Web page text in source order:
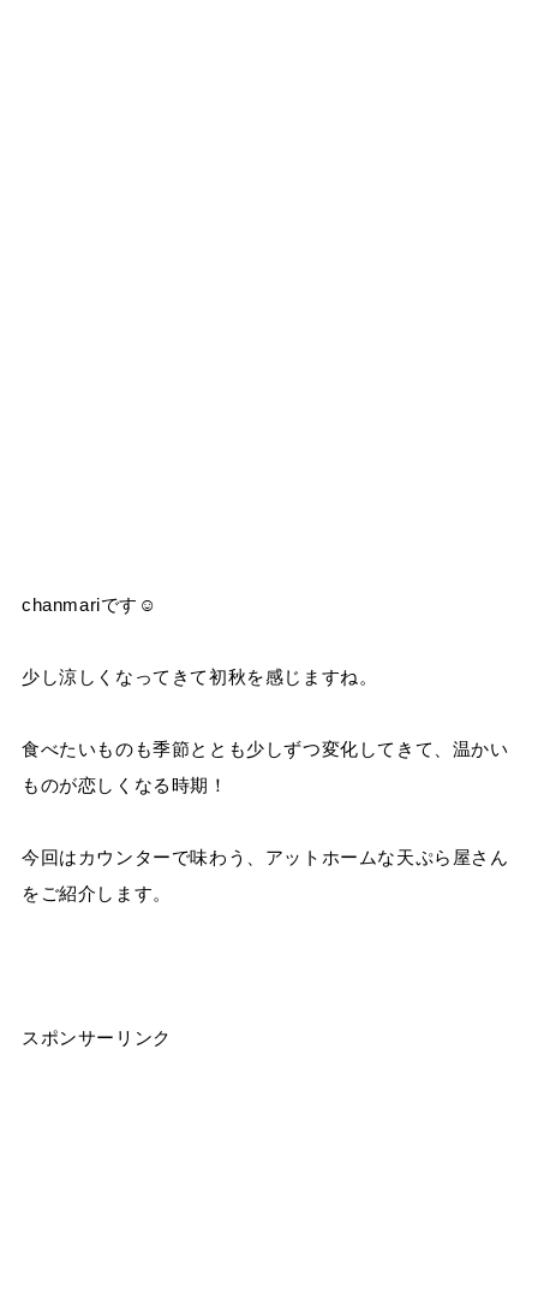
chanmariです☺︎
少し涼しくなってきて初秋を感じますね。
食べたいものも季節ととも少しずつ変化してきて、温かい
ものが恋しくなる時期！
今回はカウンターで味わう、アットホームな天ぷら屋さん
をご紹介します。
スポンサーリンク